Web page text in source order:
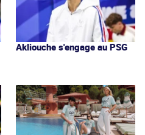
Akliouche s'engage au PSG